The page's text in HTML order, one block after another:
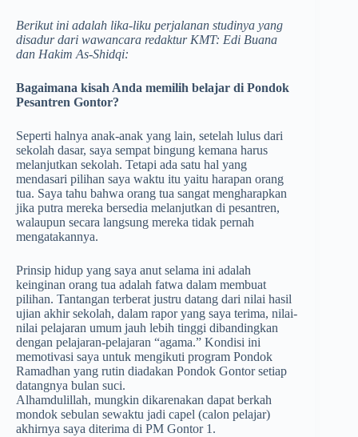
Berikut ini adalah lika-liku perjalanan studinya yang
disadur dari wawancara redaktur KMT: Edi Buana
dan Hakim As-Shidqi:
Bagaimana kisah Anda memilih belajar di Pondok
Pesantren Gontor?
Seperti halnya anak-anak yang lain, setelah lulus dari
sekolah dasar, saya sempat bingung kemana harus
melanjutkan sekolah. Tetapi ada satu hal yang
mendasari pilihan saya waktu itu yaitu harapan orang
tua. Saya tahu bahwa orang tua sangat mengharapkan
jika putra mereka bersedia melanjutkan di pesantren,
walaupun secara langsung mereka tidak pernah
mengatakannya.
Prinsip hidup yang saya anut selama ini adalah
keinginan orang tua adalah fatwa dalam membuat
pilihan. Tantangan terberat jus­tru datang dari nilai­ hasil
ujian akhir se­kolah, dalam rapor­ yang saya terima, ni­lai-
nilai pelajaran u­mum jauh lebih tinggi di­ban­dingkan
dengan pe­lajar­an-pelajaran “agama.” Kondisi ini
memotivasi saya untuk­ mengikuti program Pondok
Ramadhan yang rutin diadakan Pondok Gontor setiap
datangnya bulan suci.
Alhamdulillah, mungkin dikarenakan dapat berkah
mondok sebulan sewaktu jadi capel (calon pelajar)
akhirnya saya diterima di PM Gontor 1.